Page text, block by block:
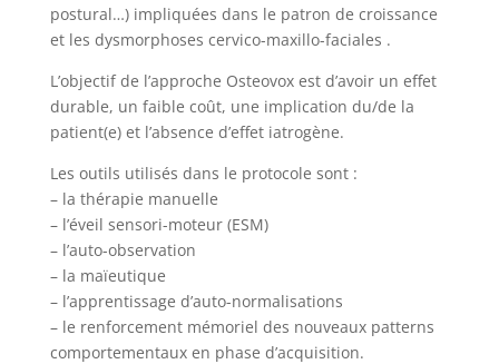
postural…) impliquées dans le patron de croissance
et les dysmorphoses cervico-maxillo-faciales .
L’objectif de l’approche Osteovox est d’avoir un effet
durable, un faible coût, une implication du/de la
patient(e) et l’absence d’effet iatrogène.
Les outils utilisés dans le protocole sont :
– la thérapie manuelle
– l’éveil sensori-moteur (ESM)
– l’auto-observation
– la maïeutique
– l’apprentissage d’auto-normalisations
– le renforcement mémoriel des nouveaux patterns
comportementaux en phase d’acquisition.